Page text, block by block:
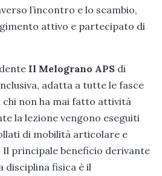
l’incontro e lo scambio,
attivo e partecipato di
Il Melograno APS di
adatta a tutte le fasce
non ha mai fatto attività
la lezione vengono eseguiti
di mobilità articolare e
Il principale beneficio derivante
disciplina fisica è il